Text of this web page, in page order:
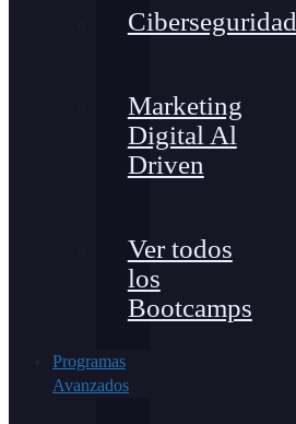
Ciberseguridad
Marketing
Digital Al
Driven
Ver todos
los
Bootcamps
Programas
Avanzados